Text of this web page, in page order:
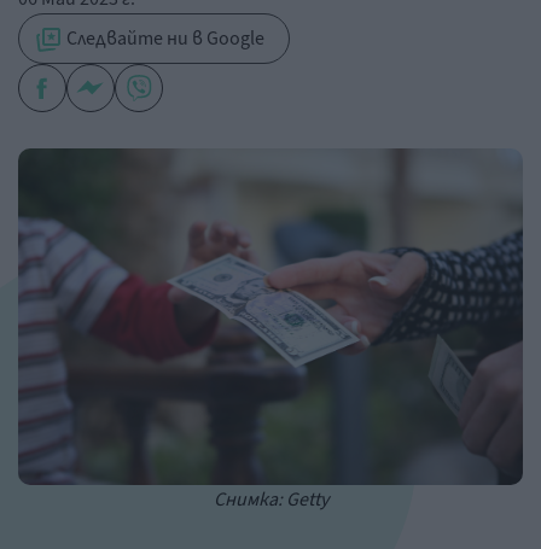
Следвайте ни в Google
Снимка: Getty